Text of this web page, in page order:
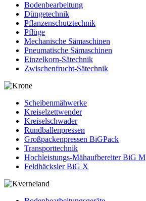
Bodenbearbeitung
Düngetechnik
Pflanzenschutztechnik
Pflüge
Mechanische Sämaschinen
Pneumatische Sämaschinen
Einzelkorn-Sätechnik
Zwischenfrucht-Sätechnik
Scheibenmähwerke
Kreiselzettwender
Kreiselschwader
Rundballenpressen
Großpackenpressen BiGPack
Transporttechnik
Hochleistungs-Mähaufbereiter BiG M
Feldhäcksler BiG X